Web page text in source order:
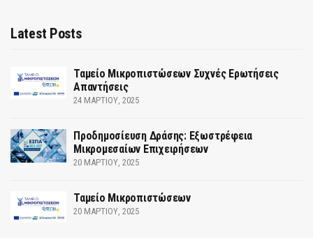
Latest Posts
Ταμείο Μικροπιστώσεων Συχνές Ερωτήσεις
Απαντήσεις
24 ΜΑΡΤΊΟΥ, 2025
Προδημοσίευση Δράσης: Εξωστρέφεια
Μικρομεσαίων Επιχειρήσεων
20 ΜΑΡΤΊΟΥ, 2025
Ταμείο Μικροπιστώσεων
20 ΜΑΡΤΊΟΥ, 2025